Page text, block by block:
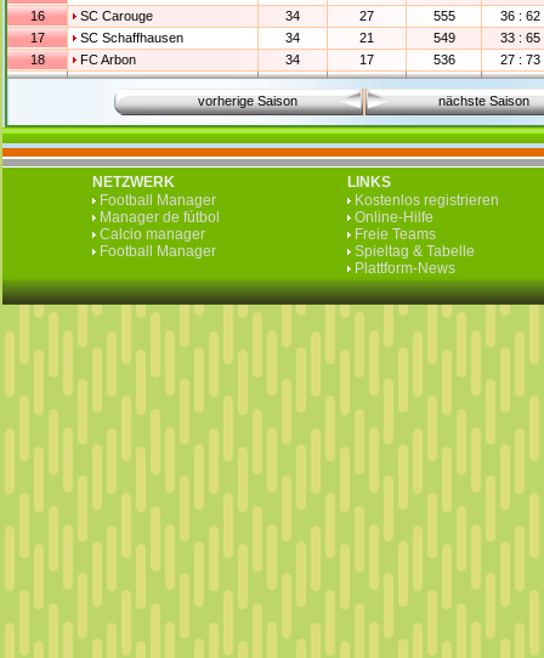
16
SC Carouge 34 27 555
36 : 62
17
SC Schaffhausen 34 21 549
33 : 65
18
FC Arbon 34 17 536 27 : 73
vorherige Saison nächste Saison
NETZWERK
Football Manager
Manager de fútbol
Calcio manager
Football Manager
LINKS
Kostenlos registrieren
Online-Hilfe
Freie Teams
Spieltag & Tabelle
Plattform-News